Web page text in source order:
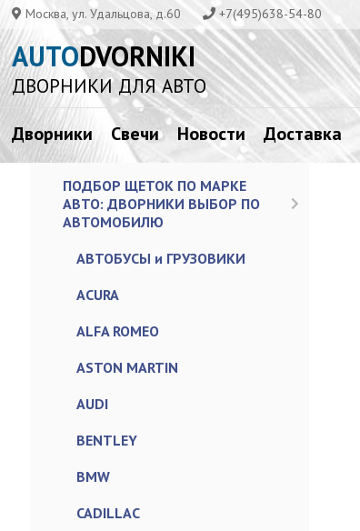
Москва, ул. Удальцова, д.60 +7(495)638-54-80
AUTODVORNIKI
ДВОРНИКИ ДЛЯ АВТО
Дворники Свечи Новости Доставка
ПОДБОР ЩЕТОК ПО МАРКЕ
АВТО: ДВОРНИКИ ВЫБОР ПО
АВТОМОБИЛЮ
АВТОБУСЫ и ГРУЗОВИКИ
ACURA
ALFA ROMEO
ASTON MARTIN
AUDI
BENTLEY
BMW
CADILLAC